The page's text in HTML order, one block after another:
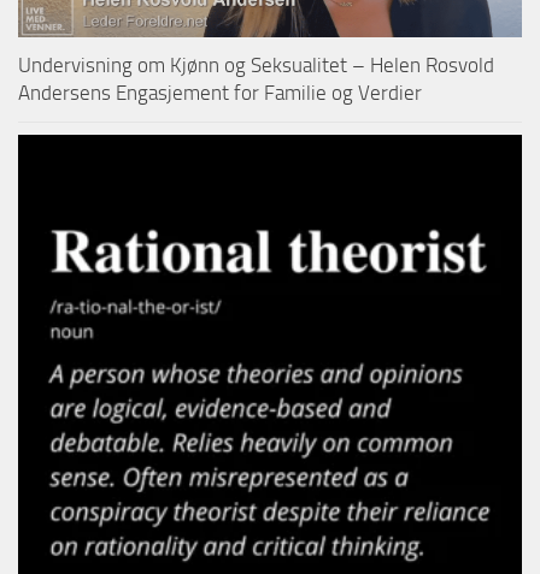
Undervisning om Kjønn og Seksualitet – Helen Rosvold
Andersens Engasjement for Familie og Verdier